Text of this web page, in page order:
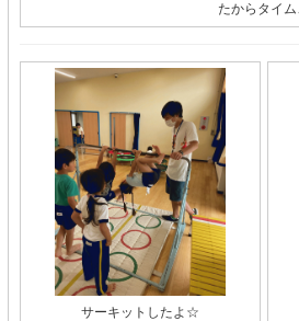
たからタイ
サーキットしたよ☆